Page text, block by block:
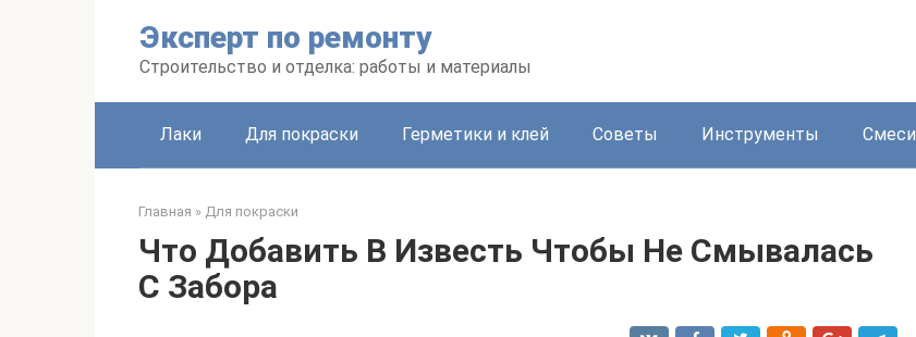
Эксперт по ремонту
Строительство и отделка: работы и материалы
Лаки Для покраски Герметики и клей Советы Инструменты Смеси
Главная » Для покраски
Что Добавить В Известь Чтобы Не Смывалась
С Забора